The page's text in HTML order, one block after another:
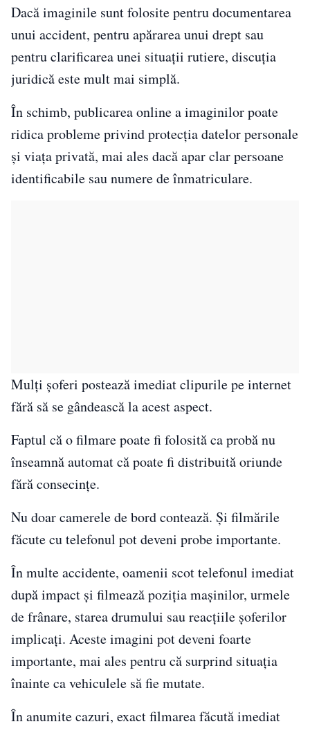
Dacă imaginile sunt folosite pentru documentarea
unui accident, pentru apărarea unui drept sau
pentru clarificarea unei situații rutiere, discuția
juridică este mult mai simplă.
În schimb, publicarea online a imaginilor poate
ridica probleme privind protecția datelor personale
și viața privată, mai ales dacă apar clar persoane
identificabile sau numere de înmatriculare.
Mulți șoferi postează imediat clipurile pe internet
fără să se gândească la acest aspect.
Faptul că o filmare poate fi folosită ca probă nu
înseamnă automat că poate fi distribuită oriunde
fără consecințe.
Nu doar camerele de bord contează. Și filmările
făcute cu telefonul pot deveni probe importante.
În multe accidente, oamenii scot telefonul imediat
după impact și filmează poziția mașinilor, urmele
de frânare, starea drumului sau reacțiile șoferilor
implicați. Aceste imagini pot deveni foarte
importante, mai ales pentru că surprind situația
înainte ca vehiculele să fie mutate.
În anumite cazuri, exact filmarea făcută imediat